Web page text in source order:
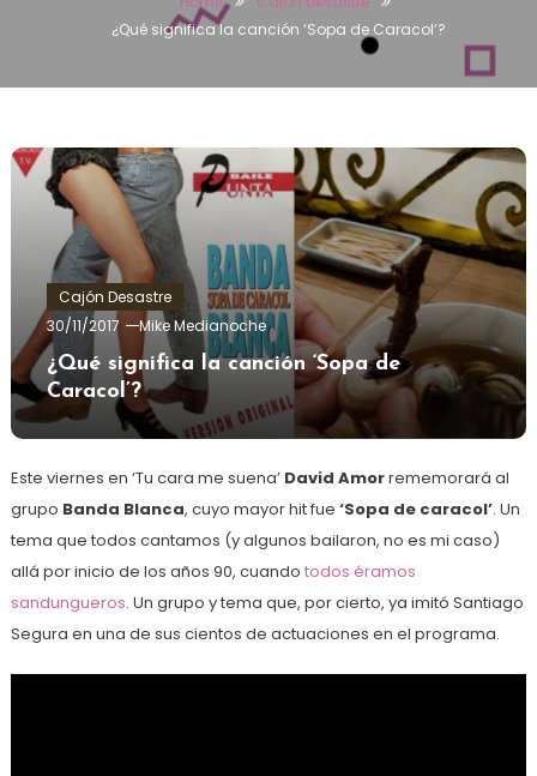
¿Qué significa la canción ‘Sopa de Caracol’?
Cajón Desastre
30/11/2017
Mike Medianoche
¿Qué significa la canción ‘Sopa de
Caracol’?
Este viernes en ‘Tu cara me suena’David Amorrememorará al
grupo Banda Blanca, cuyo mayor hit fue ‘Sopa de caracol’. Un
tema que todos cantamos (y algunos bailaron, no es mi caso)
allá por inicio de los años 90, cuando todos éramos
sandungueros. Un grupo y tema que, por cierto, ya imitó Santiago
Segura en una de sus cientos de actuaciones en el programa.